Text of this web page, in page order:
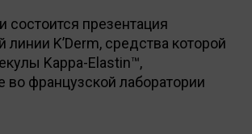
состоится презентация
линии K’Derm, средства которой
Kappa-Elastin™,
во французской лаборатории